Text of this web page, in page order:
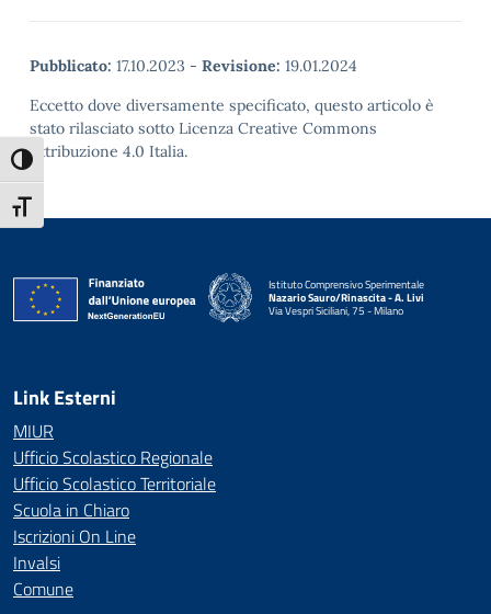
Attiva/disattiva alto contrasto
Attiva/disattiva dimensione testo
Pubblicato: 17.10.2023 - Revisione: 19.01.2024
Eccetto dove diversamente specificato, questo articolo è
stato rilasciato sotto Licenza Creative Commons
Attribuzione 4.0 Italia.
Istituto Comprensivo Sperimentale
Nazario Sauro/Rinascita - A. Livi
Via Vespri Siciliani, 75 - Milano
— Visita la pagina iniziale della scuola
Link Esterni
MIUR
Ufficio Scolastico Regionale
Ufficio Scolastico Territoriale
Scuola in Chiaro
Iscrizioni On Line
Invalsi
Comune